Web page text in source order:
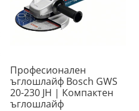
Професионален
ъглошлайф Bosch GWS
20-230 JH | Компактен
ъглошлайф